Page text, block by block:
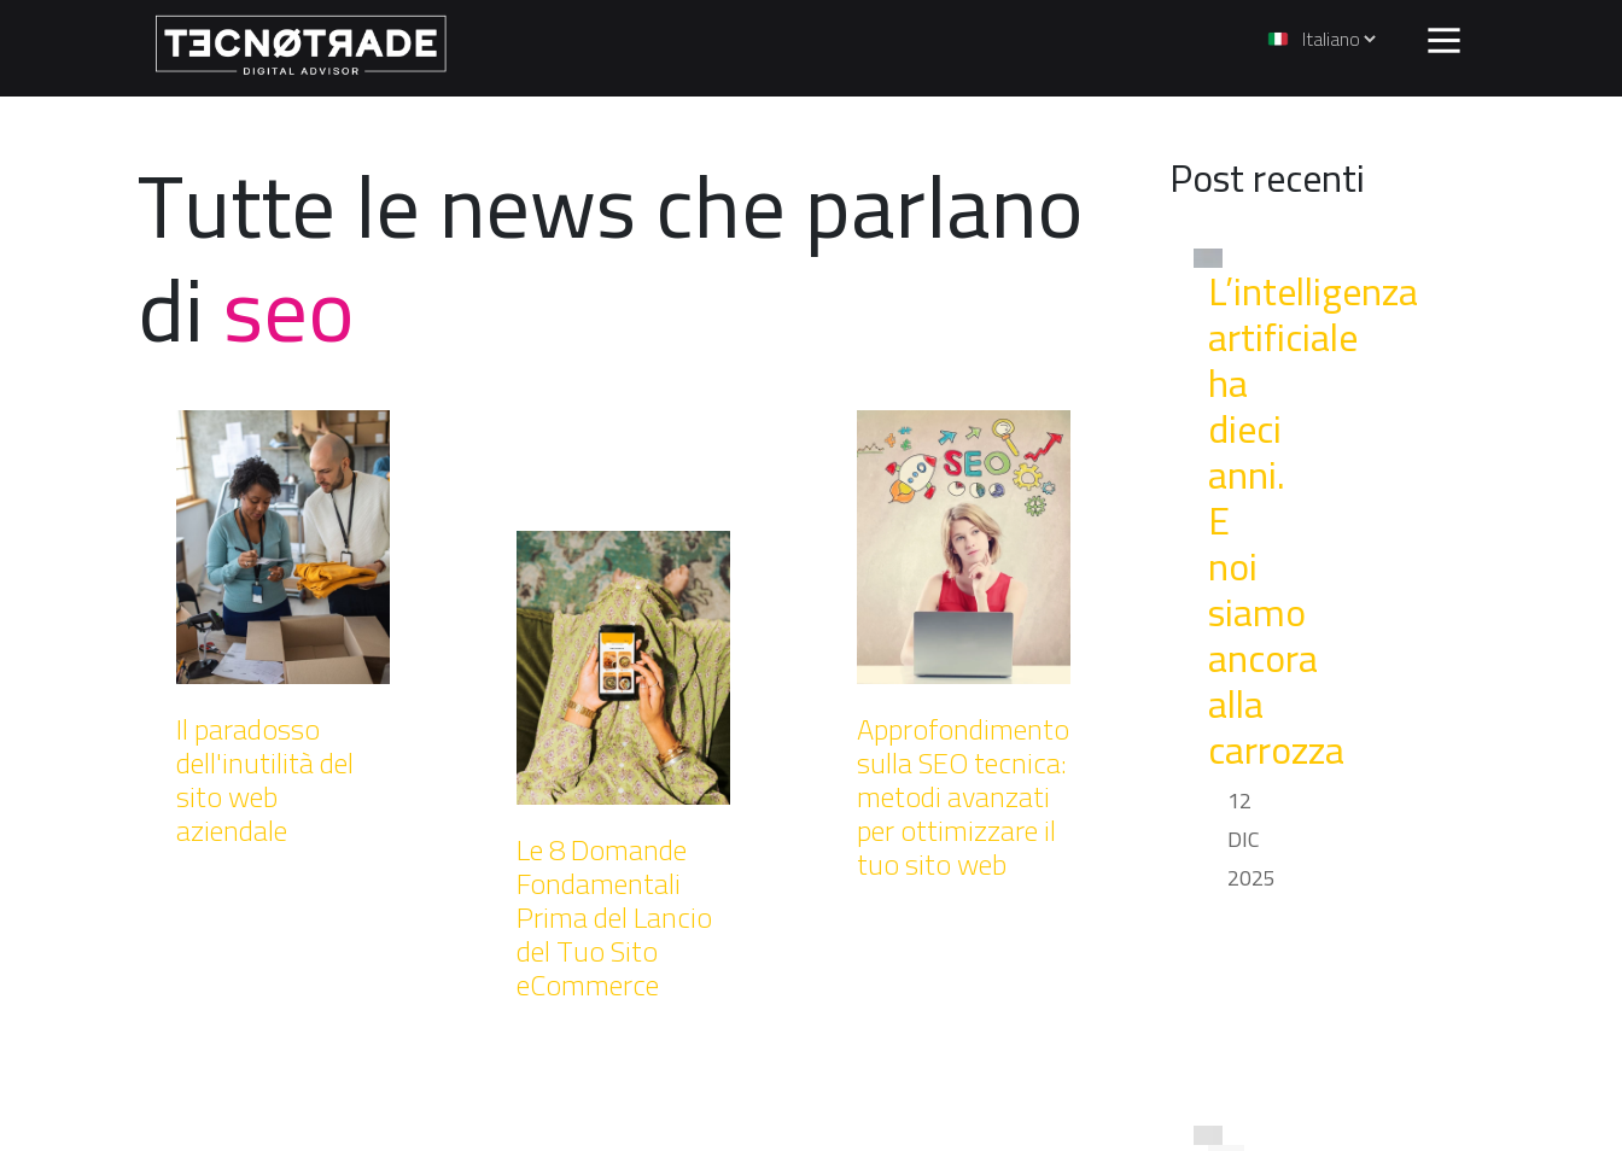
Tutte le news che parlano
diseo
Il paradosso
dell'inutilità del
sito web
aziendale Le 8 Domande
Fondamentali
Prima del Lancio
del Tuo Sito
eCommerce
Approfondimento
sulla SEO tecnica:
metodi avanzati
per ottimizzare il
tuo sito web
Post recenti
L’intelligenza
artificiale
ha
dieci
anni.
E
noi
siamo
ancora
alla
carrozza
12
DIC
2025